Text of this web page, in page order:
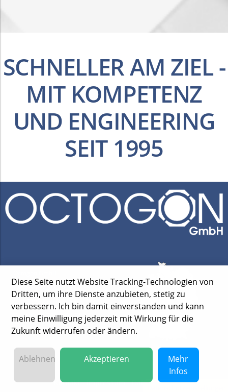
SCHNELLER AM ZIEL -
MIT KOMPETENZ
UND ENGINEERING
SEIT 1995
Tiebenseer Str. 10
D - 25792 Neuenkirchen
Tel: +49 (0) 5601/92187-0
E-Mail:info@octogon-gmbh.com
Kontakt-Impressum-Datenschutz
Diese Seite nutzt Website Tracking-Technologien von
Dritten, um ihre Dienste anzubieten, stetig zu
verbessern. Ich bin damit einverstanden und kann
meine Einwilligung jederzeit mit Wirkung für die
Zukunft widerrufen oder ändern.
Ablehnen Akzeptieren
Mehr
Infos